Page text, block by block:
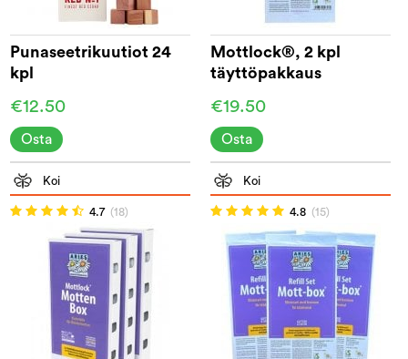
Punaseetrikuutiot 24
kpl
€12.50
Osta
Mottlock®, 2 kpl
täyttöpakkaus
€19.50
Osta
Koi
4.7 (18)
Koi
4.8 (15)